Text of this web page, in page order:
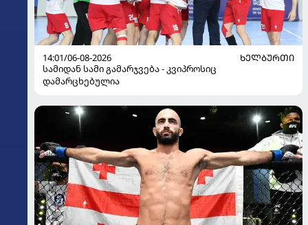
14:01/06-08-2026
ᲮᲔᲚᲑᲣᲠᲗᲘ
სამიდან სამი გამარჯვება - კვიპროსიც
დამარცხებულია